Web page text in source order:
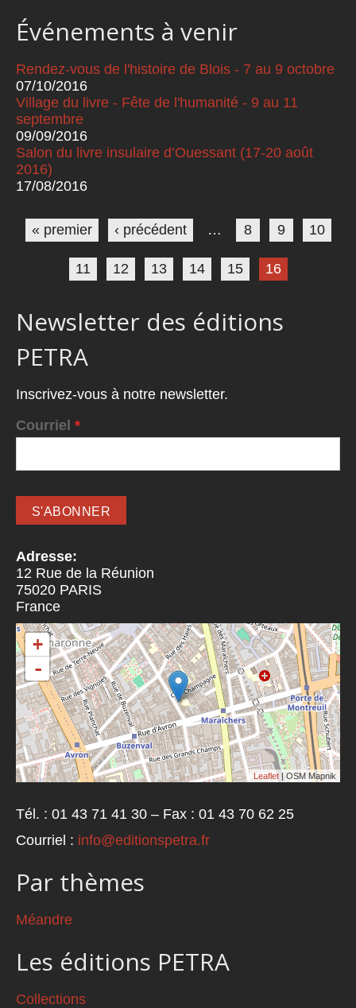
Événements à venir
Rendez-vous de l'histoire de Blois - 7 au 9 octobre
07/10/2016
Village du livre - Fête de l'humanité - 9 au 11
septembre
09/09/2016
Salon du livre insulaire d’Ouessant (17-20 août
2016)
17/08/2016
Pages
« premier ‹ précédent … 8 9 10
11 12 13 14 15 16
Newsletter des éditions
PETRA
Inscrivez-vous à notre newsletter.
Courriel *
Adresse:
12 Rue de la Réunion
75020 PARIS
France
+
-
Leaflet | OSM Mapnik
Tél. : 01 43 71 41 30 – Fax : 01 43 70 62 25
Courriel : info@editionspetra.fr
Par thèmes
Méandre
Les éditions PETRA
Collections